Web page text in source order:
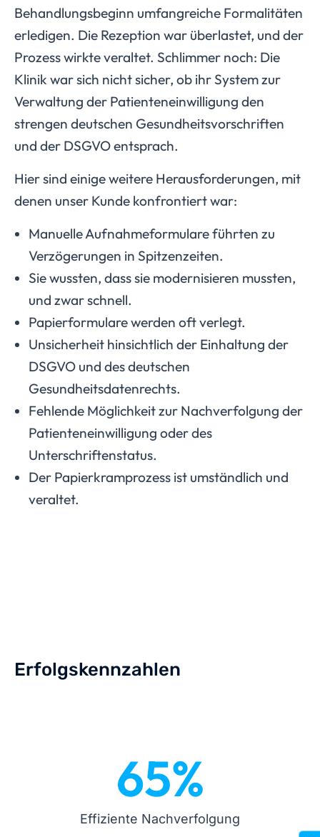
Behandlungsbeginn umfangreiche Formalitäten
erledigen. Die Rezeption war überlastet, und der
Prozess wirkte veraltet. Schlimmer noch: Die
Klinik war sich nicht sicher, ob ihr System zur
Verwaltung der Patienteneinwilligung den
strengen deutschen Gesundheitsvorschriften
und der DSGVO entsprach.
Hier sind einige weitere Herausforderungen, mit
denen unser Kunde konfrontiert war:
Manuelle Aufnahmeformulare führten zu
Verzögerungen in Spitzenzeiten.
Sie wussten, dass sie modernisieren mussten,
und zwar schnell.
Papierformulare werden oft verlegt.
Unsicherheit hinsichtlich der Einhaltung der
DSGVO und des deutschen
Gesundheitsdatenrechts.
Fehlende Möglichkeit zur Nachverfolgung der
Patienteneinwilligung oder des
Unterschriftenstatus.
Der Papierkramprozess ist umständlich und
veraltet.
Erfolgskennzahlen
Effiziente Nachverfolgung
65%